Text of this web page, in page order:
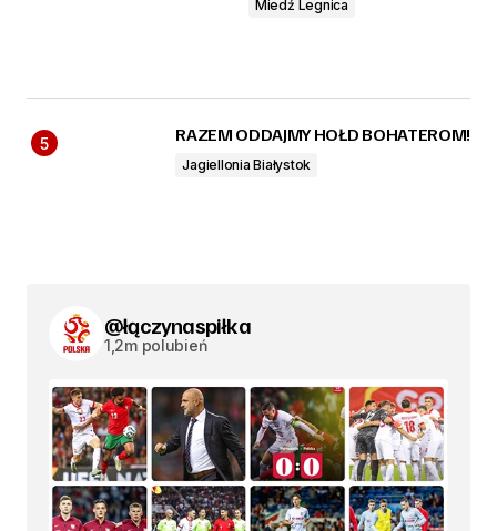
Miedź Legnica
RAZEM ODDAJMY HOŁD BOHATEROM!
Jagiellonia Białystok
@łączynaspiłka
1,2m polubień